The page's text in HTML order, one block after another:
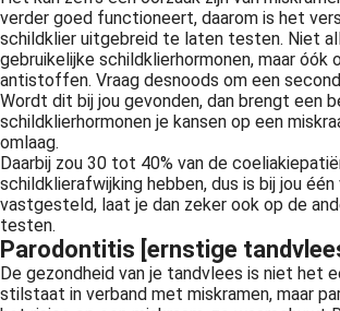
verder goed functioneert, daarom is het
schildklier uitgebreid te laten testen. Niet
gebruikelijke schildklierhormonen, maar óók
antistoffen. Vraag desnoods om een
Wordt dit bij jou gevonden, dan brengt een
schildklierhormonen je kansen op een
omlaag.
Daarbij zou 30 tot 40% van de
schildklierafwijking hebben, dus is bij jou één
vastgesteld, laat je dan zeker ook op de
testen.
Parodontitis [ernstige
De gezondheid van je tandvlees is niet het
stilstaat in verband met miskramen, maar